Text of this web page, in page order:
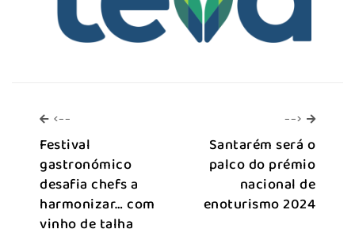
<--
Festival
gastronómico
desafia chefs a
harmonizar… com
vinho de talha
--> -->
Santarém será o
palco do prémio
nacional de
enoturismo 2024